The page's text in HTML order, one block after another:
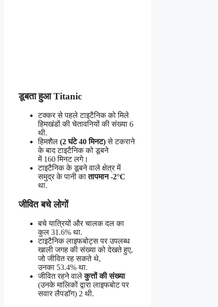
डूबता हुआ Titanic
टक्कर से पहले टाइटैनिक को मिले
हिमखंडों की चेतावनियों की संख्या 6
थी.
हिमशैल (2 घंटे 40 मिनट)से टकराने
के बाद टाइटैनिक को डूबने
में 160 मिनट लगे।
टाइटैनिक के डूबने वाले क्षेत्र में
समुद्र के पानी कातापमान -2°C
था.
जीवित बचे लोगों
बचे यात्रियों और चालक दल का
कुल 31.6% था.
टाइटैनिक लाइफबोट्स पर उपलब्ध
खाली जगह की संख्या को देखते हुए,
जो जीवित रह सकते थे,
उनका 53.4% था.
जीवित रहने वालेकुत्तों की संख्या
(उनके मालिकों द्वारा लाइफबोट पर
सवार लैपडॉग) 2 थी.